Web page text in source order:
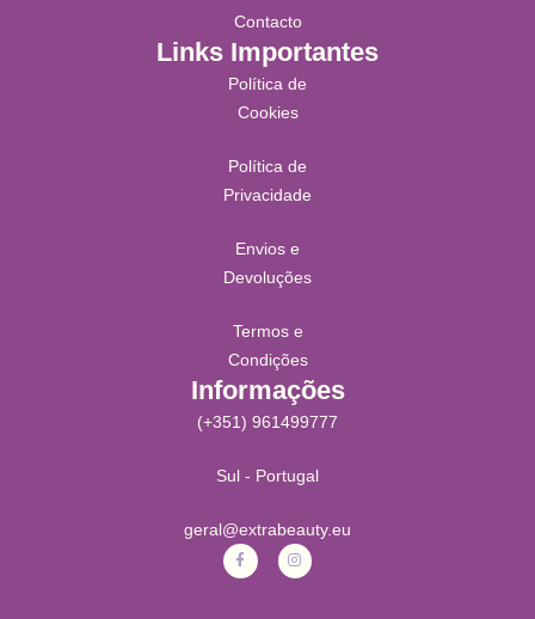
Contacto
Links Importantes
Política de
Cookies
Política de
Privacidade
Envios e
Devoluções
Termos e
Condições
Informações
(+351) 961499777
Sul - Portugal
geral@extrabeauty.eu